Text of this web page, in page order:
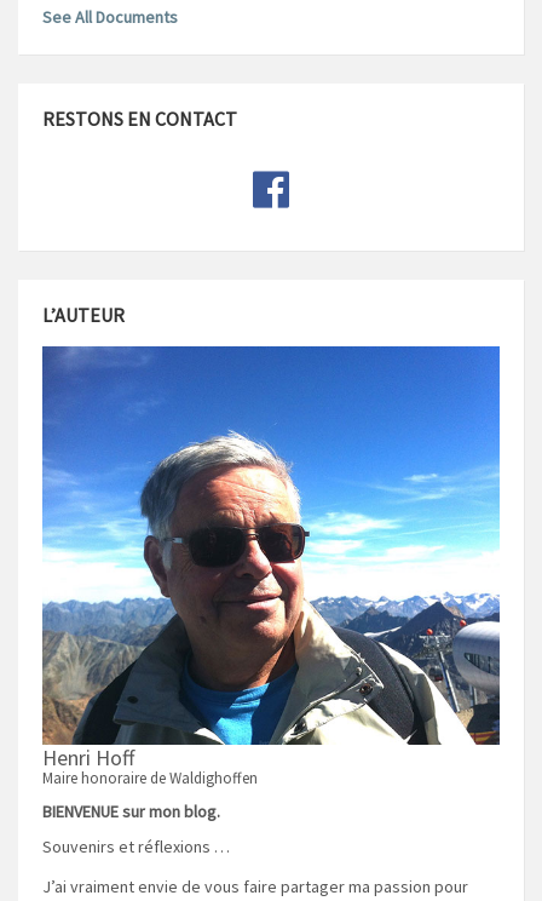
See All Documents
RESTONS EN CONTACT
L’AUTEUR
Henri Hoff
Maire honoraire de Waldighoffen
BIENVENUE sur mon blog.
Souvenirs et réflexions …
J’ai vraiment envie de vous faire partager ma passion pour